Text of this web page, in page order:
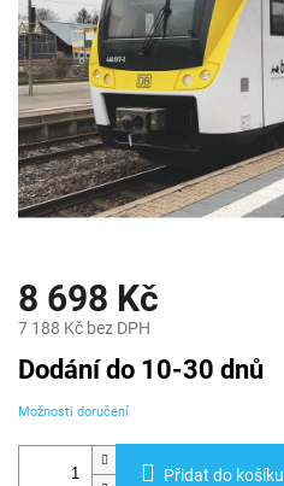
8 698 Kč
7 188 Kč bez DPH
Měrná
cena:
Dodání do 10-30 dnů
Možnosti doručení
Přidat do košíku